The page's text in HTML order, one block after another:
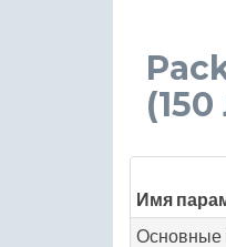
Имя
Основные